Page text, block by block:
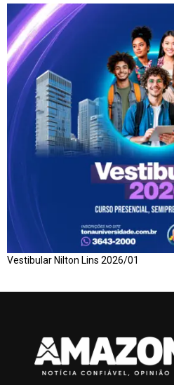
Vestibular Nilton Lins 2026/01